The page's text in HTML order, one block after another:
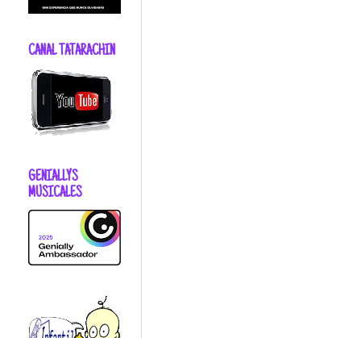
CANAL TATARACHIN
GENIALLYS
MUSICALES